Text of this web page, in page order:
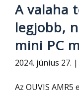
A valaha
legjobb,
mini PC
2024. június 27. |
Az OUVIS